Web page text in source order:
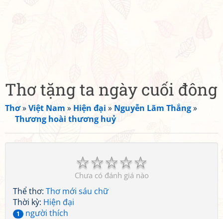
Thơ tặng ta ngày cuối đông
Thơ»Việt Nam » Hiện đại » Nguyễn Lãm Thắng»
Thương hoài thương huỷ
☆
☆
☆
☆
☆
Chưa có đánh giá nào
Thể thơ: Thơ mới sáu chữ
Thời kỳ: Hiện đại
1
người thích